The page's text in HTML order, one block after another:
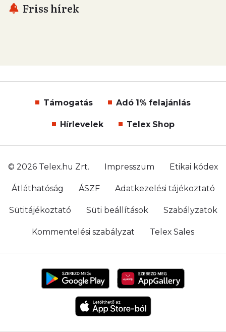
Friss hírek
Támogatás Adó 1% felajánlás
Hírlevelek Telex Shop
© 2026 Telex.hu Zrt. Impresszum Etikai kódex
Átláthatóság ÁSZF Adatkezelési tájékoztató
Sütitájékoztató Süti beállítások Szabályzatok
Kommentelési szabályzat Telex Sales